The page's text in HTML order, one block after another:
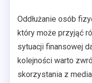
Oddłużanie osób
który może przyjąć
sytuacji finansowej
kolejności warto
skorzystania z